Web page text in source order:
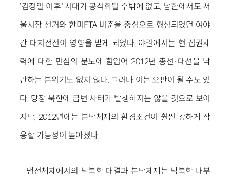
'김정일 이후' 시대가 공식화될 수밖에 없고, 남한에서도 서
울시장 선거와 한미FTA 비준을 중심으로 형성되었던 여야
간 대치전선이 영향을 받게 되었다. 야권에서는 현 집권세
력에 대한 민심의 분노에 힘입어 2012년 총선·대선을 낙
관하는 분위기도 없지 않다. 그러나 이는 오판이 될 수도 있
다. 당장 북한에 급변 사태가 발생하지는 않을 것으로 보이
지만, 2012년에는 분단체제의 환경조건이 훨씬 강하게 작
용할 가능성이 높아졌다.
냉전체제에서의 남북한 대결과 분단체제는 남북한 내부